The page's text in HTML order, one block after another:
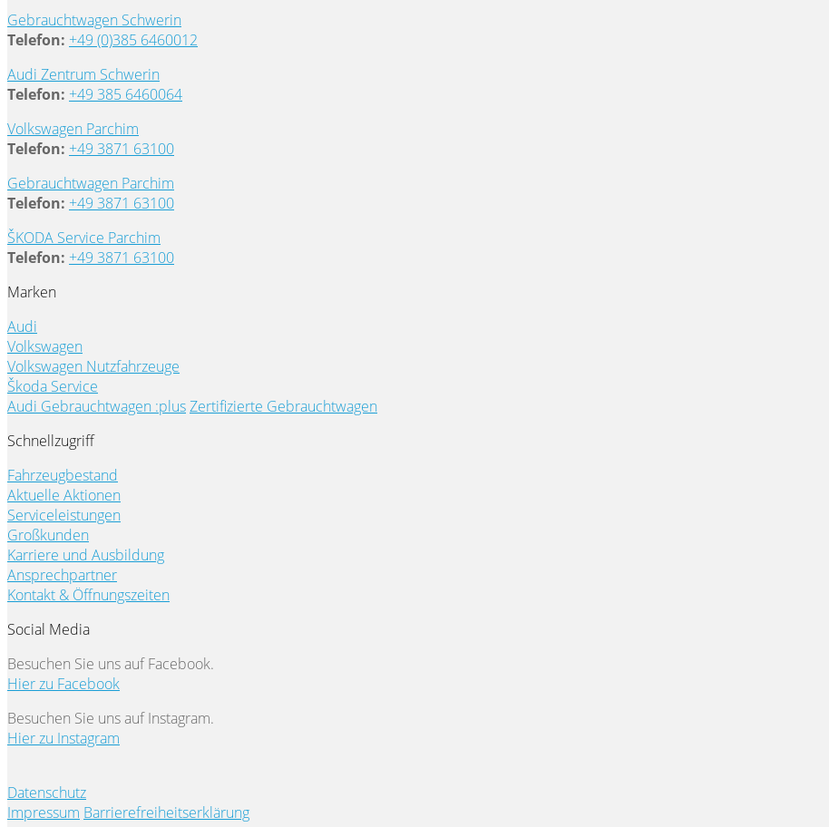
Gebrauchtwagen Schwerin
Telefon: +49 (0)385 6460012
Audi Zentrum Schwerin
Telefon: +49 385 6460064
Volkswagen Parchim
Telefon: +49 3871 63100
Gebrauchtwagen Parchim
Telefon: +49 3871 63100
ŠKODA Service Parchim
Telefon: +49 3871 63100
Marken
Audi
Volkswagen
Volkswagen Nutzfahrzeuge
Škoda Service
Audi Gebrauchtwagen :plusZertifizierte Gebrauchtwagen
Schnellzugriff
Fahrzeugbestand
Aktuelle Aktionen
Serviceleistungen
Großkunden
Karriere und Ausbildung
Ansprechpartner
Kontakt & Öffnungszeiten
Social Media
Besuchen Sie uns auf Facebook.
Hier zu Facebook
Besuchen Sie uns auf Instagram.
Hier zu Instagram
Datenschutz
Impressum Barrierefreiheitserklärung